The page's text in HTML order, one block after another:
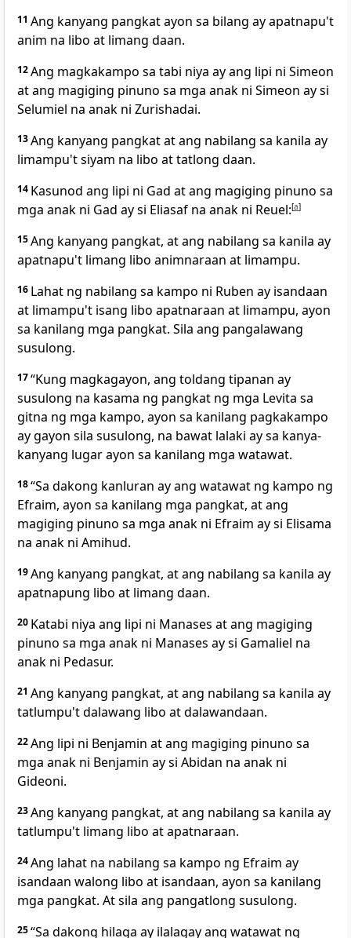
11 Ang kanyang pangkat ayon sa bilang ay apatnapu't
anim na libo at limang daan.
12Ang magkakampo sa tabi niya ay ang lipi ni Simeon
at ang magiging pinuno sa mga anak ni Simeon ay si
Selumiel na anak ni Zurishadai.
13Ang kanyang pangkat at ang nabilang sa kanila ay
limampu't siyam na libo at tatlong daan.
14 Kasunod ang lipi ni Gad at ang magiging pinuno sa
mga anak ni Gad ay si Eliasaf na anak ni Reuel:[a]
15Ang kanyang pangkat, at ang nabilang sa kanila ay
apatnapu't limang libo animnaraan at limampu.
16 Lahat ng nabilang sa kampo ni Ruben ay isandaan
at limampu't isang libo apatnaraan at limampu, ayon
sa kanilang mga pangkat. Sila ang pangalawang
susulong.
17“Kung magkagayon, ang toldang tipanan ay
susulong na kasama ng pangkat ng mga Levita sa
gitna ng mga kampo, ayon sa kanilang pagkakampo
ay gayon sila susulong, na bawat lalaki ay sa kanya-
kanyang lugar ayon sa kanilang mga watawat.
18“Sa dakong kanluran ay ang watawat ng kampo ng
Efraim, ayon sa kanilang mga pangkat, at ang
magiging pinuno sa mga anak ni Efraim ay si Elisama
na anak ni Amihud.
19Ang kanyang pangkat, at ang nabilang sa kanila ay
apatnapung libo at limang daan.
20 Katabi niya ang lipi ni Manases at ang magiging
pinuno sa mga anak ni Manases ay si Gamaliel na
anak ni Pedasur.
21 Ang kanyang pangkat, at ang nabilang sa kanila ay
tatlumpu't dalawang libo at dalawandaan.
22Ang lipi ni Benjamin at ang magiging pinuno sa
mga anak ni Benjamin ay si Abidan na anak ni
Gideoni.
23Ang kanyang pangkat, at ang nabilang sa kanila ay
tatlumpu't limang libo at apatnaraan.
24Ang lahat na nabilang sa kampo ng Efraim ay
isandaan walong libo at isandaan, ayon sa kanilang
mga pangkat. At sila ang pangatlong susulong.
25“Sa dakong hilaga ay ilalagay ang watawat ng